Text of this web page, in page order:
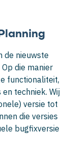
de nieuwste
die manier
functionaliteit,
techniek. Wij
versie tot
die versies
bugfixversie